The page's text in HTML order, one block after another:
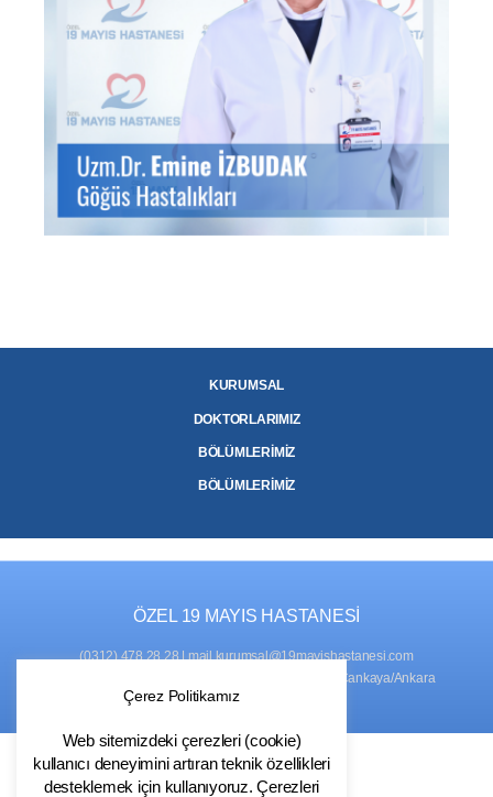
KURUMSAL
DOKTORLARIMIZ
BÖLÜMLERİMİZ
BÖLÜMLERİMİZ
ÖZEL 19 MAYIS HASTANESİ
(0312) 478 28 28|mail.kurumsal@19mayishastanesi.com
: Naci Çakır Mah., 761. Sok. No:2, 06450 Çankaya/Ankara
Çerez Politikamız
Web sitemizdeki çerezleri (cookie)
kullanıcı deneyimini artıran teknik özellikleri
desteklemek için kullanıyoruz. Çerezleri